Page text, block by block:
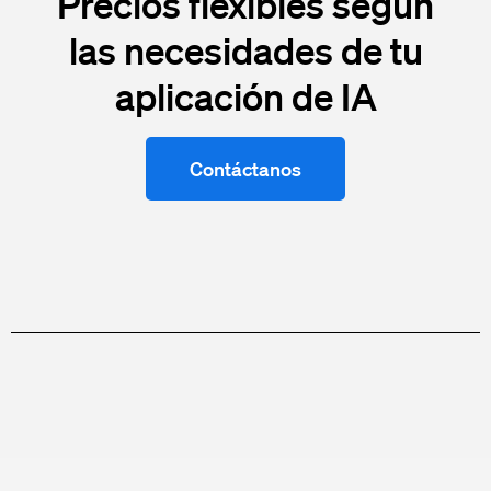
las necesidades de tu
aplicación de IA
Contáctanos